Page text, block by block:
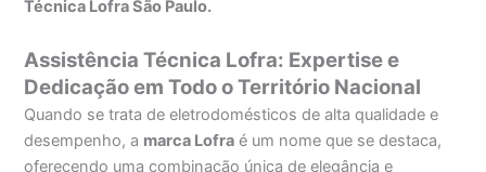
Técnica Lofra São Paulo.
Assistência Técnica Lofra: Expertise e
Dedicação em Todo o Território Nacional
Quando se trata de eletrodomésticos de alta qualidade e
desempenho, a marca Lofra é um nome que se destaca,
oferecendo uma combinação única de elegância e